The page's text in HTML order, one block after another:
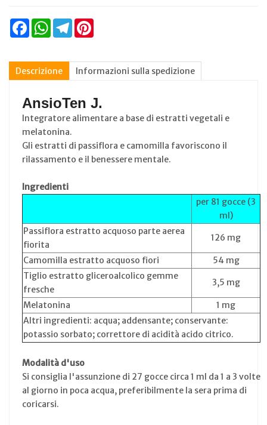
FacebookWhatsAppTelegram
Descrizione Informazioni sulla spedizione
AnsioTen J.
Integratore alimentare a base di estratti vegetali e
melatonina.
Gli estratti di passiflora e camomilla favoriscono il
rilassamento e il benessere mentale.
Ingredienti
per 81 gocce (3
ml)
Passiflora estratto acquoso parte aerea
fiorita
126 mg
Camomilla estratto acquoso fiori
54 mg
Tiglio estratto gliceroalcolico gemme
fresche
3,5 mg
Melatonina
1 mg
Altri ingredienti: acqua; addensante; conservante:
potassio sorbato; correttore di acidità acido citrico.
Modalità d'uso
Si consiglia l'assunzione di 27 gocce circa 1 ml da 1 a 3 volte
al giorno in poca acqua, preferibilmente la sera prima di
coricarsi.